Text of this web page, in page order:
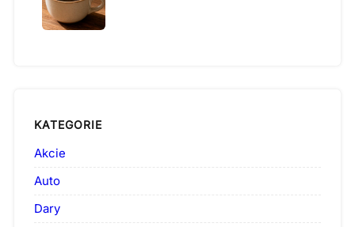
KATEGORIE
Akcie
Auto
Dary